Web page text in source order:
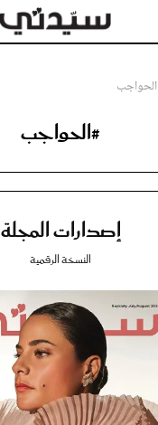
الحواجب
#الحواجب
إصدارات المجلة
النسخة الرقمية